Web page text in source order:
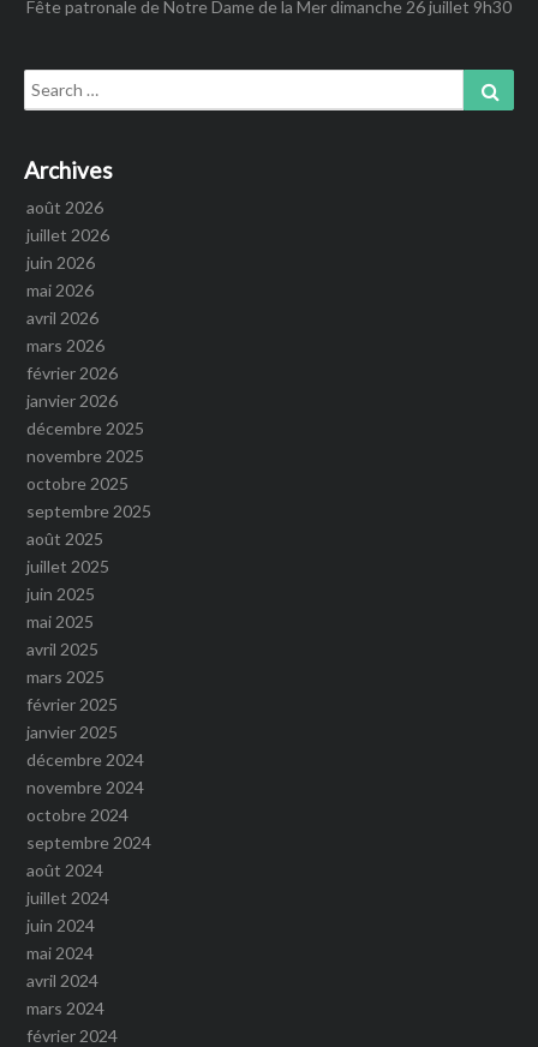
Fête patronale de Notre Dame de la Mer dimanche 26 juillet 9h30
Search
for:
Archives
août 2026
juillet 2026
juin 2026
mai 2026
avril 2026
mars 2026
février 2026
janvier 2026
décembre 2025
novembre 2025
octobre 2025
septembre 2025
août 2025
juillet 2025
juin 2025
mai 2025
avril 2025
mars 2025
février 2025
janvier 2025
décembre 2024
novembre 2024
octobre 2024
septembre 2024
août 2024
juillet 2024
juin 2024
mai 2024
avril 2024
mars 2024
février 2024